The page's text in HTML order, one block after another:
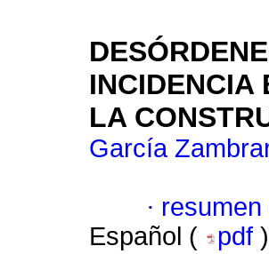
INCIDENCIA
LA
García
· resumen
Español (
pdf )